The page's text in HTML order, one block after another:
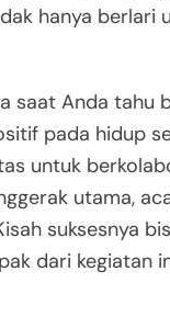
hanya
saat Anda tahu
pada hidup
untuk
utama,
suksesnya
dari kegiatan